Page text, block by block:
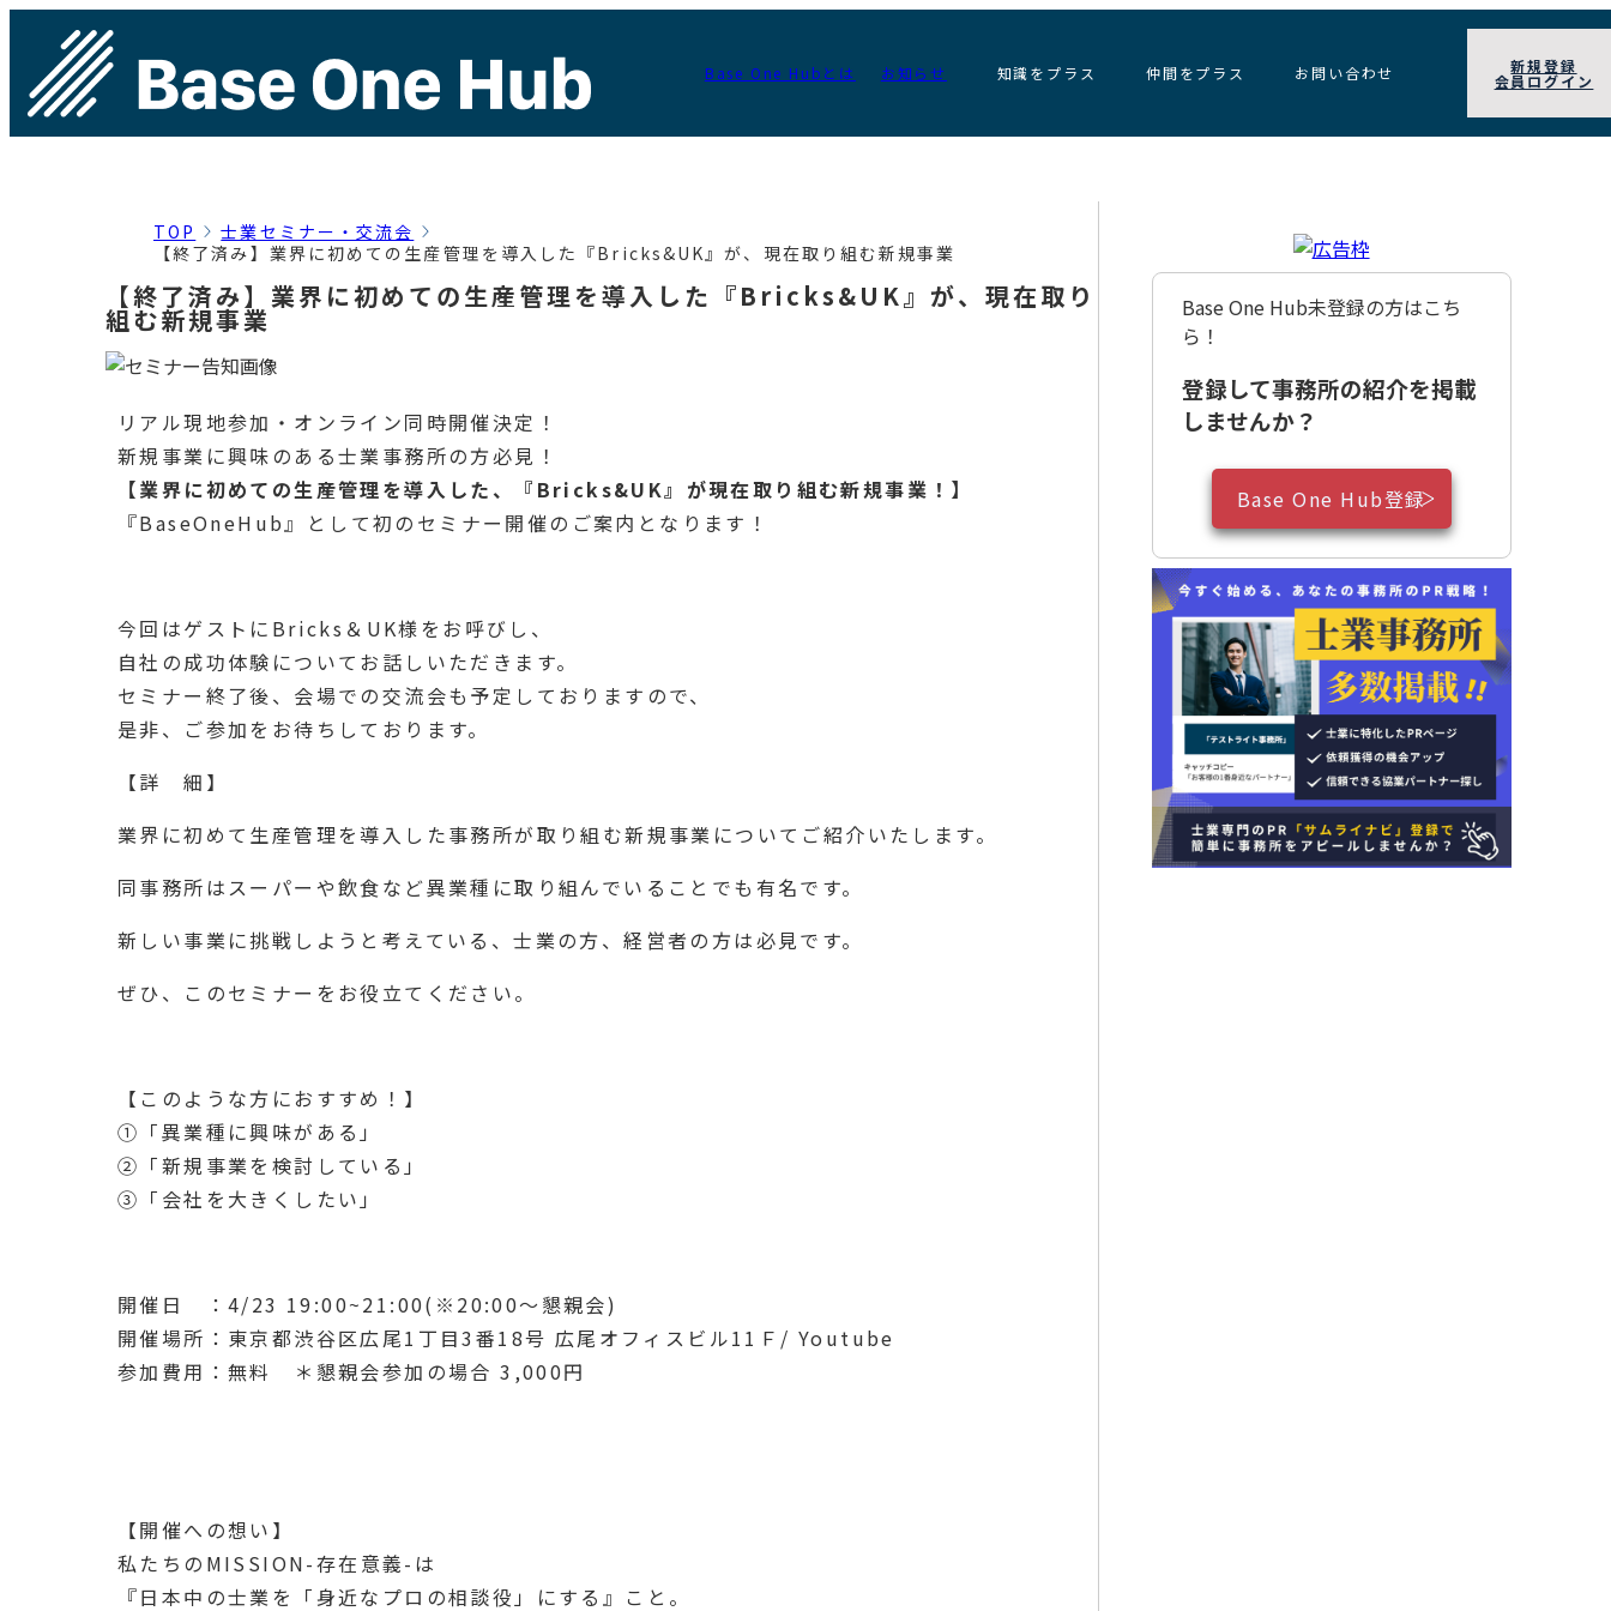
Base One Hubとは お知らせ 知識をプラス 仲間をプラス お問い合わせ 新規登録
会員ログイン
TOP
士業セミナー・交流会
【終了済み】業界に初めての生産管理を導入した『Bricks&UK』が、現在取り組む新規事業
【終了済み】業界に初めての生産管理を導入した『Bricks&UK』が、現在取り
組む新規事業
リアル現地参加・オンライン同時開催決定！
新規事業に興味のある士業事務所の方必見！
【業界に初めての生産管理を導入した、『Bricks&UK』が現在取り組む新規事業！】
『BaseOneHub』として初のセミナー開催のご案内となります！
今回はゲストにBricks＆UK様をお呼びし、
自社の成功体験についてお話しいただきます。
セミナー終了後、会場での交流会も予定しておりますので、
是非、ご参加をお待ちしております。
【詳 細】
業界に初めて生産管理を導入した事務所が取り組む新規事業についてご紹介いたします。
同事務所はスーパーや飲食など異業種に取り組んでいることでも有名です。
新しい事業に挑戦しようと考えている、士業の方、経営者の方は必見です。
ぜひ、このセミナーをお役立てください。
【このような方におすすめ！】
①「異業種に興味がある」
②「新規事業を検討している」
③「会社を大きくしたい」
開催日 ：4/23 19:00~21:00(※20:00〜懇親会)
開催場所：東京都渋谷区広尾1丁目3番18号 広尾オフィスビル11Ｆ/ Youtube
参加費用：無料 ＊懇親会参加の場合 3,000円
【開催への想い】
私たちのMISSION-存在意義-は
『日本中の士業を「身近なプロの相談役」にする』こと。
Base One Hub未登録の方はこち
ら！
登録して事務所の紹介を掲載
しませんか？
Base One Hub登録